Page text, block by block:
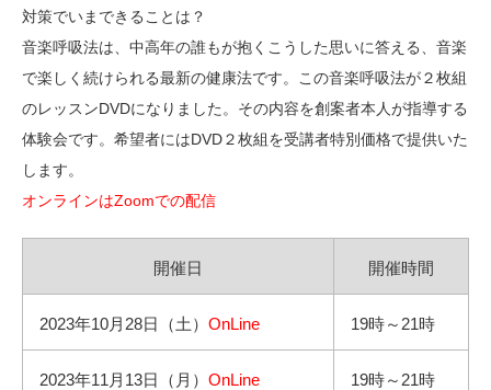
対策でいまできることは？
音楽呼吸法は、中高年の誰もが抱くこうした思いに答える、音楽
で楽しく続けられる最新の健康法です。この音楽呼吸法が２枚組
のレッスンDVDになりました。その内容を創案者本人が指導する
体験会です。希望者にはDVD２枚組を受講者特別価格で提供いた
します。
オンラインはZoomでの配信
開催日 開催時間
2023年10月28日（土） OnLine 19時～21時
2023年11月13日（月） OnLine 19時～21時